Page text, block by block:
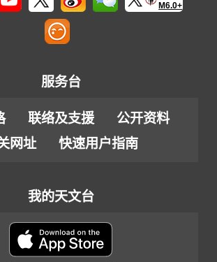
M6.0+
服务台
联络及支援
公开资料
网址
快速用户指南
我的天文台